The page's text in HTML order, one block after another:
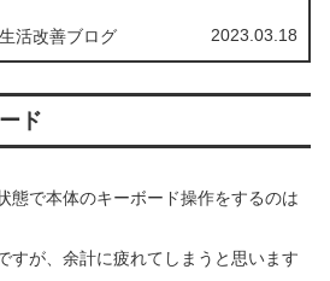
活改善ブログ 2023.03.18
ド
態で本体のキーボード操作をするのは
すが、余計に疲れてしまうと思います